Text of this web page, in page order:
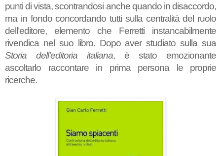
punti di vista, scontrandosi anche quando in disaccordo,
ma in fondo concordando tutti sulla centralità del ruolo
dell’editore, elemento che Ferretti instancabilmente
rivendica nel suo libro. Dopo aver studiato sulla sua
Storia dell’editoria italiana, è stato emozionante
ascoltarlo raccontare in prima persona le proprie
ricerche.